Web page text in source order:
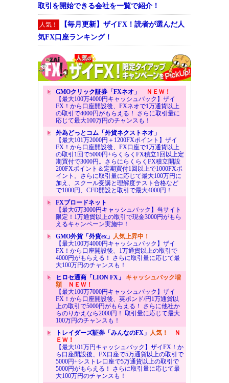
取引を開始できる会社を一覧で紹介！
人気！
【毎月更新】ザイFX！読者が選んだ人
気FX口座ランキング！
GMOクリック証券「FXネオ」
ＮＥＷ！
【最大100万4000円キャッシュバック】ザイ
FX！から口座開設後、FXネオで1万通貨以上
の取引で4000円がもらえる！ さらに取引量に
応じて最大100万円のチャンスも！
外為どっとコム「外貨ネクストネオ」
【最大101万2000円＋1200FXポイント】ザイ
FX！から口座開設後、FX口座で1万通貨以上
の取引1回で5000円+らくらくFX積立1回以上定
期買付で3000円。さらにらくらくFX積立開設
200FXポイント＆定期買付1回以上で1000FXポ
イント。さらに取引量に応じて最大100万円に
加え、スクール受講と理解度テスト合格など
で1000円、CFD開設と取引で最大4000円！
FXブロードネット
【最大6万3000円キャッシュバック】当サイト
限定！1万通貨以上の取引で現金3000円がもら
えるキャンペーン実施中！
GMO外貨「外貨ex」 人気上昇中！
【最大100万4000円キャッシュバック】ザイ
FX！から口座開設後、1万通貨以上の取引で
4000円がもらえる！ さらに取引量に応じて最
大100万円のチャンスも！
ヒロセ通商「LION FX」 キャッシュバック増
額ＮＥＷ！
【最大100万7000円キャッシュバック】ザイ
FX！から口座開設後、英ポンド/円1万通貨以
上の取引で5000円がもらえる！ さらに他社か
らのりかえなら2000円！ 取引量に応じて最大
100万円のチャンスも！
トレイダーズ証券「みんなのFX」 人気！
Ｎ
ＥＷ！
【最大101万円キャッシュバック】ザイFX！か
ら口座開設後、FX口座で5万通貨以上の取引で
5000円+シストレ口座で5万通貨以上の取引で
5000円がもらえる！ さらに取引量に応じて最
大100万円のチャンスも！